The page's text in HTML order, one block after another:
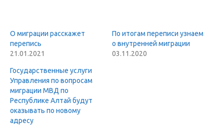
О миграции расскажет
перепись
21.01.2021
По итогам переписи узнаем
о внутренней миграции
03.11.2020
Государственные услуги
Управления по вопросам
миграции МВД по
Республике Алтай будут
оказывать по новому
адресу